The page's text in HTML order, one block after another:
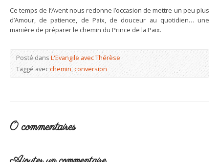
Ce temps de l’Avent nous redonne l’occasion de mettre un peu plus
d’Amour, de patience, de Paix, de douceur au quotidien… une
manière de préparer le chemin du Prince de la Paix.
Posté dansL'Evangile avec Thérèse
Taggé avecchemin,conversion
0 commentaires